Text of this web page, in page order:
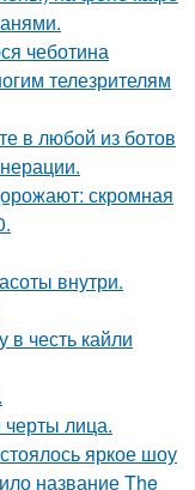
чеботина
телезрителям
в любой из ботов
скромная
внутри.
честь кайли
лица.
яркое шоу
название The